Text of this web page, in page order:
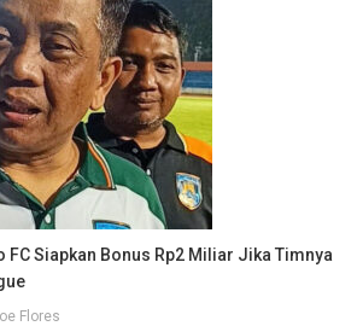
FC Siapkan Bonus Rp2 Miliar Jika Timnya
Flores